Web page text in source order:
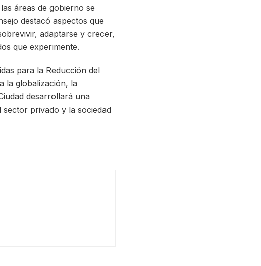
áreas de gobierno se
destacó aspectos que
adaptarse y crecer,
que experimente.
para la Reducción del
la globalización, la
desarrollará una
privado y la sociedad